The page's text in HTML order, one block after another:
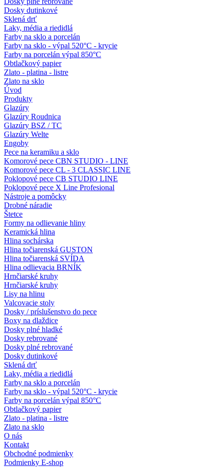
Dosky dutinkové
Sklená drť
Laky, média a riedidlá
Farby na sklo a porcelán
Farby na sklo - výpal 520°C - krycie
Farby na porcelán výpal 850°C
Obtlačkový papier
Zlato - platina - listre
Zlato na sklo
Úvod
Produkty
Glazúry
Glazúry Roudnica
Glazúry BSZ / TC
Glazúry Welte
Engoby
Pece na keramiku a sklo
Komorové pece CBN STUDIO - LINE
Komorové pece CL - 3 CLASSIC LINE
Poklopové pece CB STUDIO LINE
Poklopové pece X Line Profesional
Nástroje a pomôcky
Drobné náradie
Štetce
Formy na odlievanie hliny
Keramická hlina
Hlina sochárska
Hlina točiarenská GUSTON
Hlina točiarenská SVÍDA
Hlina odlievacia BRNÍK
Hrnčiarské kruhy
Hrnčiarské kruhy
Lisy na hlinu
Valcovacie stoly
Dosky / príslušenstvo do pece
Boxy na dlaždice
Dosky plné hladké
Dosky rebrované
Dosky plné rebrované
Dosky dutinkové
Sklená drť
Laky, média a riedidlá
Farby na sklo a porcelán
Farby na sklo - výpal 520°C - krycie
Farby na porcelán výpal 850°C
Obtlačkový papier
Zlato - platina - listre
Zlato na sklo
O nás
Kontakt
Obchodné podmienky
Podmienky E-shop